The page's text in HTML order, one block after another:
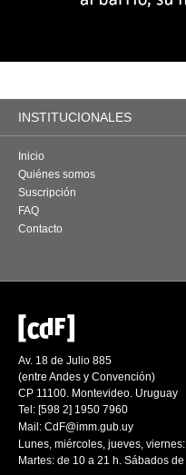
INSTITUCIONALES
Inicio
Quiénes somos
Suscripción
FAQ
Contacto
Av. 18 de Julio 885
(entre Andes y Convención)
CP 11100. Montevideo. Uruguay
Tel: [598 2] 1950 7960
Mail: CdF@imm.gub.uy
Lunes, miércoles, jueves,
Martes: de 10 a 21 h. Sábados